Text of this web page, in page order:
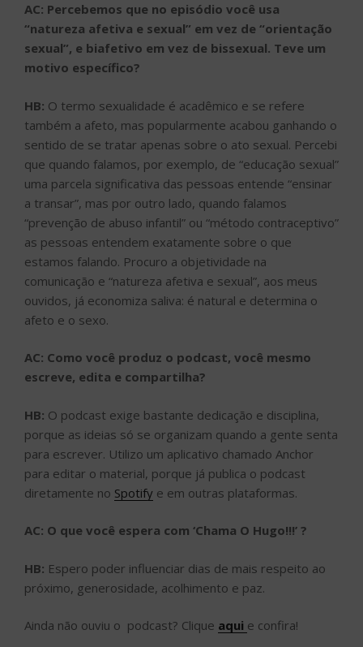
AC: Percebemos que no episódio você usa
“natureza afetiva e sexual” em vez de “orientação
sexual”, e biafetivo em vez de bissexual. Teve um
motivo específico?
HB: O termo sexualidade é acadêmico e se refere
também a afeto, mas popularmente acabou ganhando o
sentido de se tratar apenas sobre o ato sexual. Percebi
que quando falamos, por exemplo, de “educação sexual”
uma parcela significativa das pessoas entende “ensinar
a transar”, mas por outro lado, quando falamos
“prevenção de abuso infantil” ou “método contraceptivo”
as pessoas entendem exatamente sobre o que
estamos falando. Procuro a objetividade na
comunicação e “natureza afetiva e sexual”, aos meus
ouvidos, já economiza saliva: é natural e determina o
afeto e o sexo.
AC: Como você produz o podcast, você mesmo
escreve, edita e compartilha?
HB: O podcast exige bastante dedicação e disciplina,
porque as ideias só se organizam quando a gente senta
para escrever. Utilizo um aplicativo chamado Anchor
para editar o material, porque já publica o podcast
diretamente no Spotify e em outras plataformas.
AC: O que você espera com ‘Chama O Hugo!!!’ ?
HB: Espero poder influenciar dias de mais respeito ao
próximo, generosidade, acolhimento e paz.
Ainda não ouviu o podcast? Clique aqui e confira!